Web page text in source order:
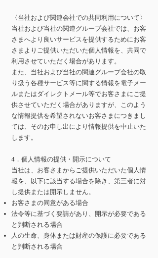
〈当社および関連会社での共同利用について〉
当社および当社の関連グループ会社では、お客
さまへより良いサービスを提供するためにお客
さまよりご提供いただいた個人情報を、共同で
利用させていただく場合があります。
また、当社および当社の関連グループ会社の取
り扱う各種サービス等に関する情報を電子メー
ルまたはダイレクトメール等でお客さまにご提
供させていただく場合がありますが、このよう
な情報提供を希望されないお客さまにつきまし
ては、そのお申し出により情報提供を中止いた
します。
4．個人情報の提供・開示について
当社は、お客さまからご提供いただいた個人情
報を、以下に該当する場合を除き、第三者に対
し提供または開示しません。
お客さまの同意がある場合
法令等に基づく要請があり、開示が必要である
と判断される場合
人の生命、身体または財産の保護に必要である
と判断される場合